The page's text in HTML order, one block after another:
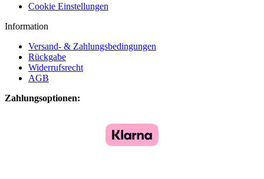
Cookie Einstellungen
Information
Versand- & Zahlungsbedingungen
Rückgabe
Widerrufsrecht
AGB
Zahlungsoptionen: